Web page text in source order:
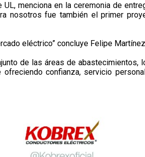
menciona en la ceremonia de
nosotros fue también el primer
eléctrico” concluye Felipe
de las áreas de abastecimientos,
confianza, servicio